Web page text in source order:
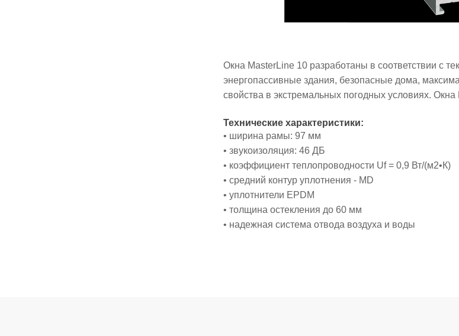
Окна MasterLine 10 разработаны в соответствии с
энергопассивные здания, безопасные дома,
свойства в экстремальных погодных условиях.
Технические характеристики:
• ширина рамы: 97 мм
• звукоизоляция: 46 ДБ
• коэффициент теплопроводности Uf = 0,9 Вт/(м2•К)
• средний контур уплотнения - MD
• уплотнители EPDM
• толщина остекления до 60 мм
• надежная система отвода воздуха и воды